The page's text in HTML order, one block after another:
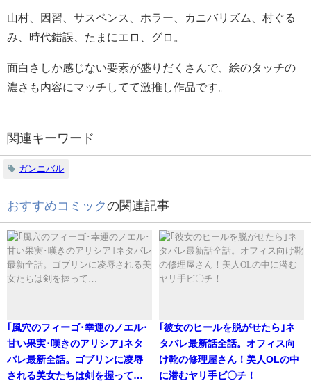
山村、因習、サスペンス、ホラー、カニバリズム、村ぐる
み、時代錯誤、たまにエロ、グロ。
面白さしか感じない要素が盛りだくさんで、絵のタッチの
濃さも内容にマッチしてて激推し作品です。
関連キーワード
ガンニバル
おすすめコミックの関連記事
｢風穴のフィーゴ･幸運のノエル･
甘い果実･嘆きのアリシア｣ネタ
バレ最新全話。ゴブリンに凌辱
される美女たちは剣を握って…
｢彼女のヒールを脱がせたら｣ネ
タバレ最新話全話。オフィス向
け靴の修理屋さん！美人OLの中
に潜むヤリ手ビ〇チ！